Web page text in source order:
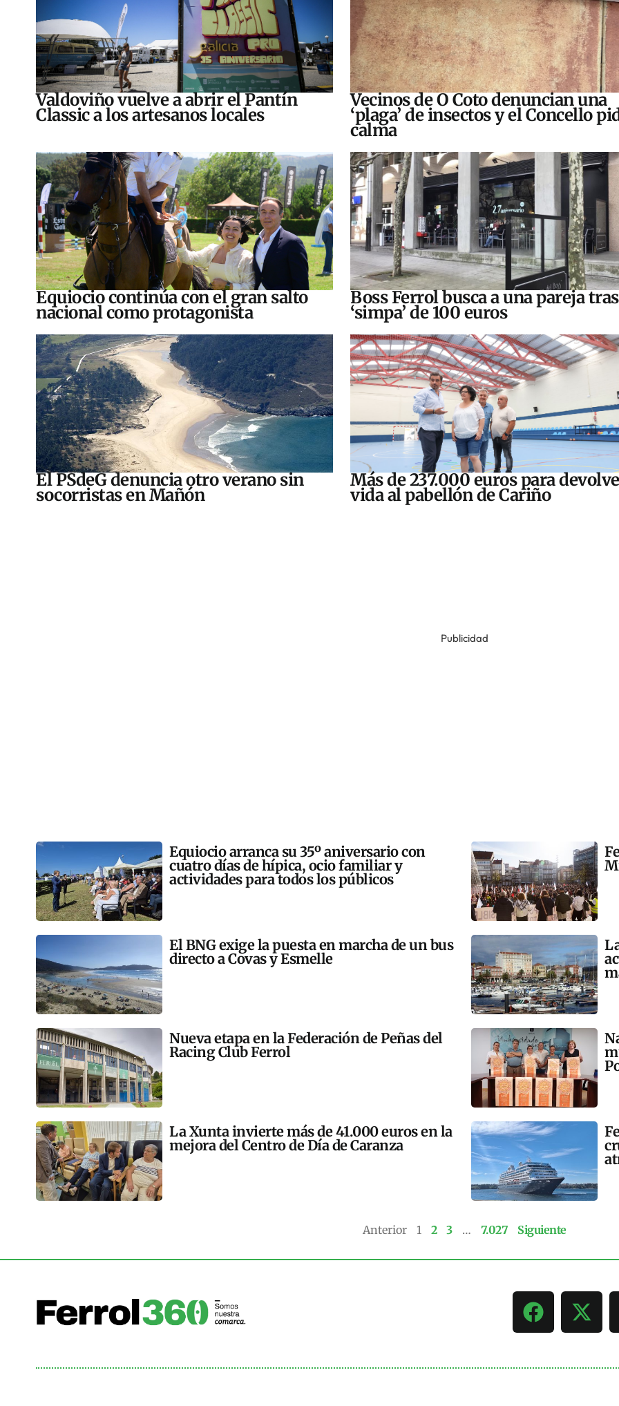
Valdoviño vuelve a abrir el Pantín
Classic a los artesanos locales
Vecinos de O Coto denuncian una
‘plaga’ de insectos y el Concello
calma
Equiocio continúa con el gran salto
nacional como protagonista
Boss Ferrol busca a una pareja
‘simpa’ de 100 euros
El PSdeG denuncia otro verano sin
socorristas en Mañón
Más de 237.000 euros para
vida al pabellón de Cariño
Publicidad
Equiocio arranca su 35º aniversario con
cuatro días de hípica, ocio familiar y
actividades para todos los públicos
El BNG exige la puesta en marcha de un bus
directo a Covas y Esmelle
Nueva etapa en la Federación de Peñas del
Racing Club Ferrol
La Xunta invierte más de 41.000 euros en la
mejora del Centro de Día de Caranza
Anterior 1 2 3 … 7.027 Siguiente